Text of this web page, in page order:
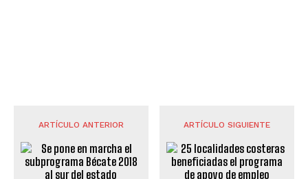
ARTÍCULO ANTERIOR ARTÍCULO SIGUIENTE